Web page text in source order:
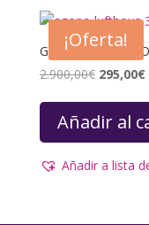
¡Oferta!
Generador d’Ozó
2.900,00€ El
original
era:
295,00€
Añadir al
Añadir a lista